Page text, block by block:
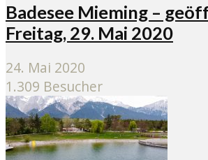
Badesee Mieming –
Freitag, 29. Mai 2020
24. Mai 2020
1.309 Besucher